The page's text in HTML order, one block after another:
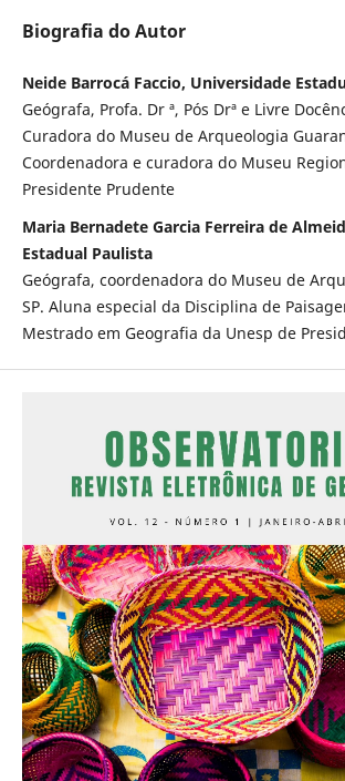
Biografia do Autor
Neide Barrocá Faccio, Universidade
Geógrafa, Profa. Dr ª, Pós Drª e Livre
Curadora do Museu de Arqueologia
Coordenadora e curadora do Museu
Presidente Prudente
Maria Bernadete Garcia Ferreira de
Estadual Paulista
Geógrafa, coordenadora do Museu de
SP. Aluna especial da Disciplina de
Mestrado em Geografia da Unesp de